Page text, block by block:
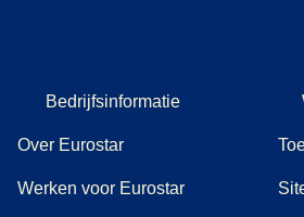
Bedrijfsinformatie
Over Eurostar
Werken voor Eurostar